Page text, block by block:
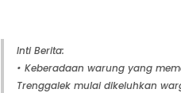
Inti Berita:
• Keberadaan warung yang
Trenggalek mulai dikeluhkan